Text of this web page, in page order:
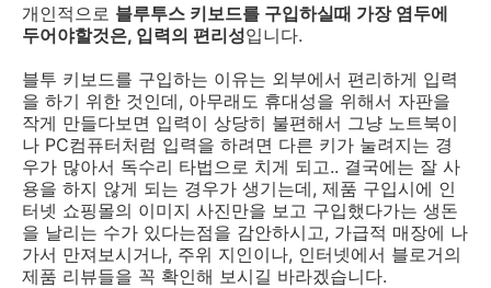
개인적으로 블루투스 키보드를 구입하실때 가장 염두에
두어야할것은, 입력의 편리성입니다.
블투 키보드를 구입하는 이유는 외부에서 편리하게 입력
을 하기 위한 것인데, 아무래도 휴대성을 위해서 자판을
작게 만들다보면 입력이 상당히 불편해서 그냥 노트북이
나 PC컴퓨터처럼 입력을 하려면 다른 키가 눌려지는 경
우가 많아서 독수리 타법으로 치게 되고.. 결국에는 잘 사
용을 하지 않게 되는 경우가 생기는데, 제품 구입시에 인
터넷 쇼핑몰의 이미지 사진만을 보고 구입했다가는 생돈
을 날리는 수가 있다는점을 감안하시고, 가급적 매장에 나
가서 만져보시거나, 주위 지인이나, 인터넷에서 블로거의
제품 리뷰들을 꼭 확인해 보시길 바라겠습니다.